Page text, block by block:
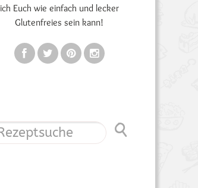
ich Euch wie einfach und lecker
Glutenfreies sein kann!